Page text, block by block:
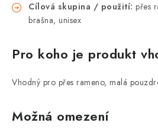
Cílová skupina / použití: přes
brašna, unisex
Pro koho je produkt
Vhodný pro přes rameno, malá
Možná omezení